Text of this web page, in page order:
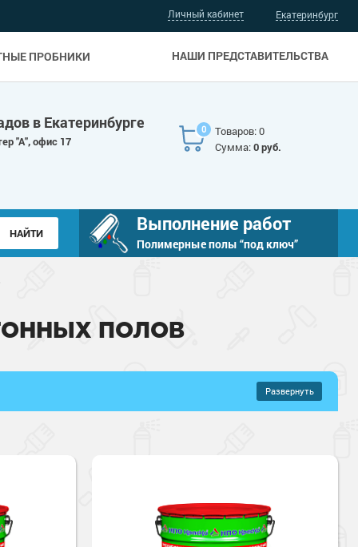
Личный кабинет
НАШИ ПРЕДСТАВИТЕЛЬСТВА
ПРОБНИКИ
Екатеринбург
в Екатеринбурге
"А", офис 17
0
Товаров: 0
Сумма:0 руб.
Выполнение работ
Полимерные полы “под ключ”
ПОЛОВ
Развернуть
полы Эмали по бетону